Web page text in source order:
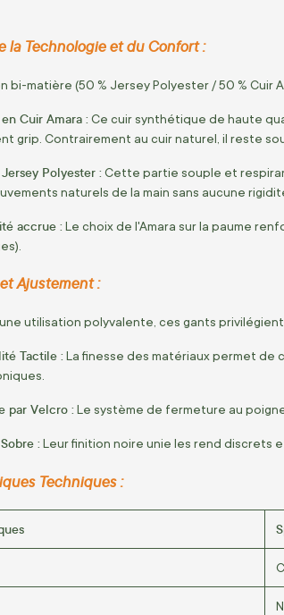
la Technologie et du Confort :
bi-matière (50 % Jersey Polyester / 50 % Cuir
Cuir Amara : Ce cuir synthétique de haute
grip. Contrairement au cuir naturel, il reste
Polyester : Cette partie souple et
naturels de la main sans aucune
accrue : Le choix de l'Amara sur la paume
Ajustement :
utilisation polyvalente, ces gants
Tactile : La finesse des matériaux permet
par Velcro : Le système de fermeture au
: Leur finition noire unie les rend discrets
Techniques :